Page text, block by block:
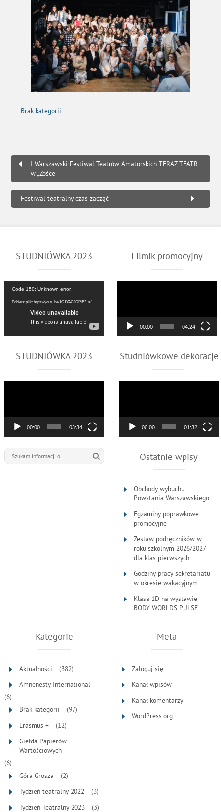
Brak kategorii
I Warszawski Festiwal Teatrów Amatorskich TERAZ TEATR
w „Zośce”
Festiwal teatralny czas zacząć
STUDNIÓWKA 2023
Code 150: Unknown error.
Pobierz plik: https://youtu.be/1Q1YAC2CPiE?_=1
Filmik promocyjny
00:00 04:24
STUDNIÓWKA 2023
00:00 03:34
Studniówkowe dekoracje
00:00 01:32
Ostatnie wpisy
Obchody wybuchu
Powstania Warszawskiego
Egzaminy poprawkowe
promocyjne
Zestaw podręczników w
roku szkolnym 2026/2027
dla klas pierwszych
Godziny pracy sekretariatu
w okresie wakacyjnym
Klasa 1D na wystawie
BODY WORLDS PULSE
Kategorie
Aktualności
(382)
Amnenesty International
(6)
Brak kategorii
(97)
Erasmus +
(12)
Giełda Papierów
Wartościowych
(6)
Góra Grosza
(2)
Tydzień teatralny 2022
(3)
Tydzień Teatralny 2023
(3)
Meta
Zaloguj się
Kanał wpisów
Kanał komentarzy
WordPress.org